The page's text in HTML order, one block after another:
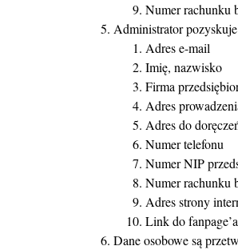
Numer rachunku
Administrator
Adres e-mail
Imię, nazwisko
Firma
Adres
Adres do
Numer telefonu
Numer NIP
Numer rachunku
Adres strony
Link do
Dane osobowe są